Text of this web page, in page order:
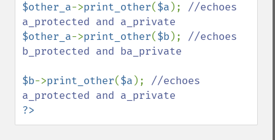
$other_a->print_other($a ); //echoes
$other_a->print_other($b); //echoes
b_protected and ba_private
$b->print_other($a ); //echoes
?>